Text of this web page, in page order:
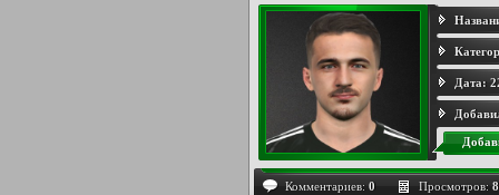
Дата:
Комментариев: 0 Просмотров: